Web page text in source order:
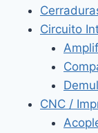
Circuito
CNC /